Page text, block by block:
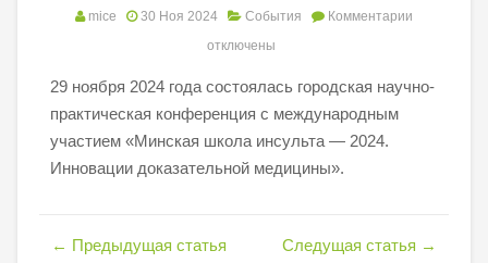
mice 30 Ноя 2024 События
Комментарии
отключены
29 ноября 2024 года состоялась городская научно-
практическая конференция с международным
участием «Минская школа инсульта — 2024.
Инновации доказательной медицины».
← Предыдущая статья Следущая статья →